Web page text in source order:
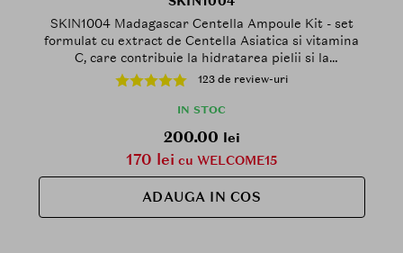
SKIN1004 Madagascar Centella Ampoule Kit - set
formulat cu extract de Centella Asiatica si vitamina
C, care contribuie la hidratarea pielii si la
mentinerea confortului cutanat
123 de review-uri
IN STOC
200.00 lei
170 lei cu WELCOME15
ADAUGA IN COS